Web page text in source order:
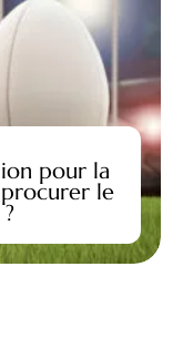
pour la
le